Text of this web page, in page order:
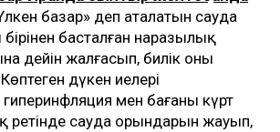
базар» деп аталатын сауда
басталған наразылық
дейін жалғасып, билік оны
дүкен иелері
мен бағаның күрт
ретінде сауда орындарын жауып,